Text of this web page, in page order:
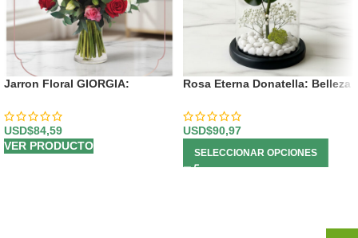
Jarron Floral GIORGIA:
Rosadas y Lirios 🌹
USD$84,59
VER PRODUCTO
Rosa Eterna Donatella: Belleza
USD$90,97
SELECCIONAR OPCIONES